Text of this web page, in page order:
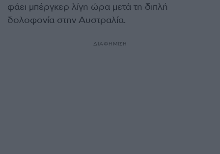
φάει μπέργκερ λίγη ώρα μετά τη διπλή
δολοφονία στην Αυστραλία.
ΔΙΑΦΗΜΙΣΗ